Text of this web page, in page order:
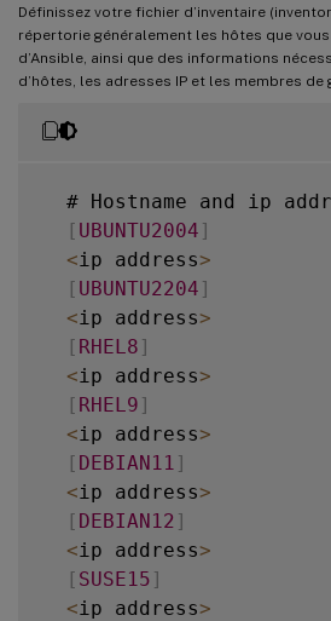
      monitoring
/
      fooapp
/
  library
/
  module_utils
/
  filter_plugins
  site
  roles
      common
      webtier
/
      monitoring
      fooapp
Définissez votre fichier d’inventaire
répertorie généralement les hôtes que vous
d’Ansible, ainsi que des informations
d’hôtes, les adresses IP et les membres de
# Hostname and ip
[ UBUNTU2004 ]
<ip address>
[ UBUNTU2204 ]
<ip address>
[ RHEL8 ]
<ip address>
[ RHEL9 ]
<ip address>
[ DEBIAN11 ]
<ip address>
[ DEBIAN12 ]
<ip address>
[ SUSE15 ]
<ip address>